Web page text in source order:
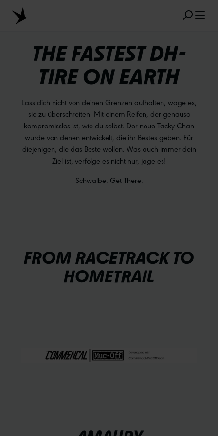
Zum Hauptinhalt springen
RADIAL
CLIK VALVE
RECYCLING
UNPLATTBAR
GRÖSSENBEZEICHNUNG
AEROTHAN
THE FASTEST DH-
TIRE ON EARTH
Lass dich nicht von deinen Grenzen aufhalten, wage es,
sie zu überschreiten. Mit einem Reifen, der genauso
kompromisslos ist, wie du selbst. Der neue Tacky Chan
wurde von denen entwickelt, die ihr Bestes geben. Für
diejenigen, die das Beste wollen. Was auch immer dein
Ziel ist, verfolge es nicht nur, jage es!
Schwalbe. Get There.
FROM RACETRACK TO
HOMETRAIL